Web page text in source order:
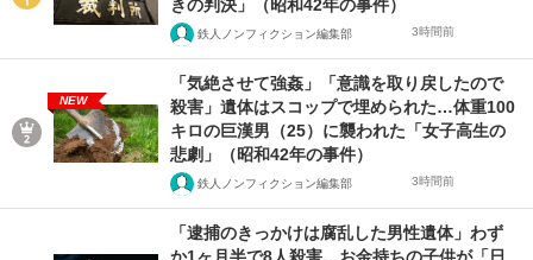
きの判決」（昭和42年の事件）
鉄人ノンフィクション編集部 3時間前
NEW
「気絶させて強姦」「意識を取り戻したので
殺害」遺体はスコップで埋められた…体重100
キロの巨漢男（25）に襲われた「女子高生の
悲劇」（昭和42年の事件）
鉄人ノンフィクション編集部 3時間前
「逮捕のきっかけは腐乱した男性遺体」わず